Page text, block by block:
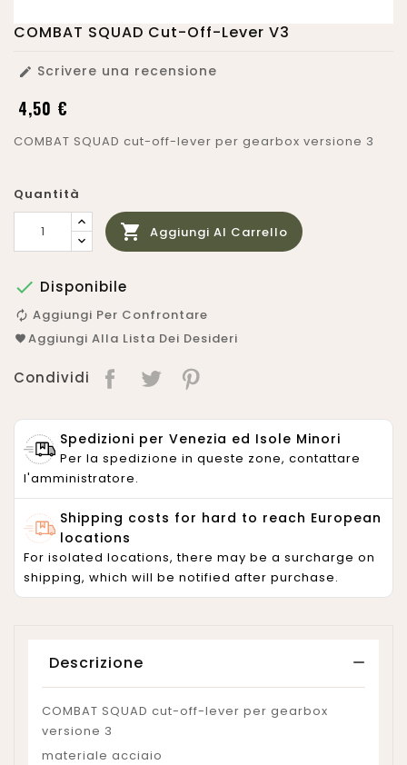
COMBAT SQUAD Cut-Off-Lever V3
 Scrivere una recensione
4,50 €
COMBAT SQUAD cut-off-lever per gearbox versione 3
Quantità
 Aggiungi Al Carrello
 Disponibile
Aggiungi Per Confrontare
Aggiungi Alla Lista Dei Desideri
Condividi
Spedizioni per Venezia ed Isole Minori
Per la spedizione in queste zone, contattare
l'amministratore.
Shipping costs for hard to reach European
locations
For isolated locations, there may be a surcharge on
shipping, which will be notified after purchase.
Descrizione
COMBAT SQUAD cut-off-lever per gearbox
versione 3
materiale acciaio